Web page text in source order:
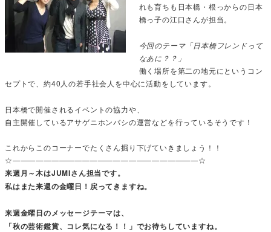
れも育ちも日本橋・根っからの日本
橋っ子の江口さんが担当。
今回のテーマ「日本橋フレンドって
なあに？？」
働く場所を第二の地元にというコン
セプトで、約40人の若手社会人を中心に活動をしています。
日本橋で開催されるイベントの協力や、
自主開催しているアサゲニホンバシの運営などを行っているそうです！
これからこのコーナーでたくさん掘り下げていきましょう！！
☆————————————————————————☆
来週月～木はJUMIさん担当です。
私はまた来週の金曜日！戻ってきますね。
来週金曜日のメッセージテーマは、
「秋の芸術鑑賞、コレ気になる！！」でお待ちしていますね。